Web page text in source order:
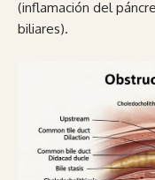
(inflamación del
biliares).